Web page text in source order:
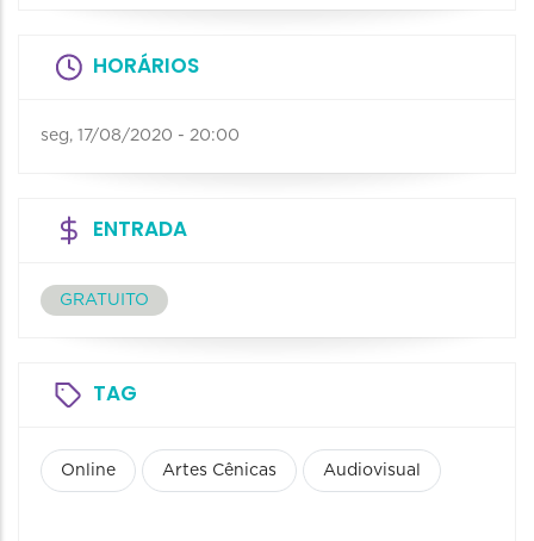
HORÁRIOS
seg, 17/08/2020 - 20:00
ENTRADA
GRATUITO
TAG
Online Artes Cênicas Audiovisual